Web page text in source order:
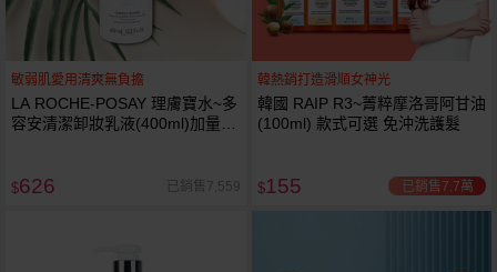
敏弱肌愛用清爽無負擔
LA ROCHE-POSAY 理膚寶水~多
容安清潔卸妝乳液(400ml)加量
$626 已銷售7,559
韓熱銷打造滑順女神光
韓國 RAIP R3~菁粹摩洛哥阿甘油
(100ml) 款式可選 免沖洗護髮
$155 已銷售7.7萬